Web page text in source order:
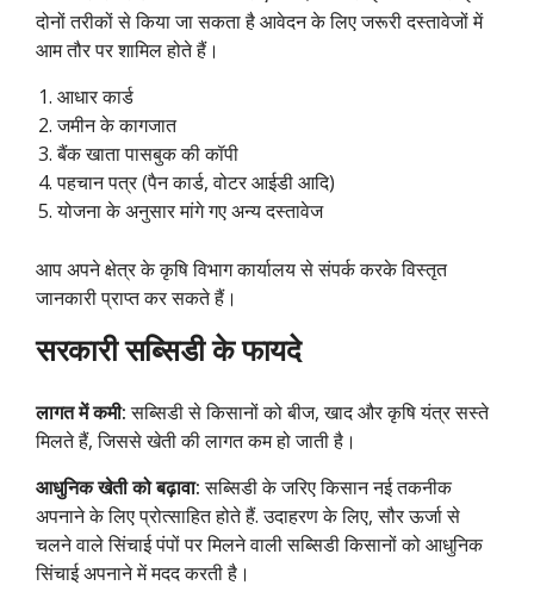
दोनों तरीकों से किया जा सकता है आवेदन के लिए जरूरी दस्तावेजों में
आम तौर पर शामिल होते हैं।
आधार कार्ड
जमीन के कागजात
बैंक खाता पासबुक की कॉपी
पहचान पत्र (पैन कार्ड, वोटर आईडी आदि)
योजना के अनुसार मांगे गए अन्य दस्तावेज
आप अपने क्षेत्र के कृषि विभाग कार्यालय से संपर्क करके विस्तृत
जानकारी प्राप्त कर सकते हैं।
सरकारी सब्सिडी के फायदे
लागत में कमी:सब्सिडी से किसानों को बीज, खाद और कृषि यंत्र सस्ते
मिलते हैं, जिससे खेती की लागत कम हो जाती है।
आधुनिक खेती को बढ़ावा:सब्सिडी के जरिए किसान नई तकनीक
अपनाने के लिए प्रोत्साहित होते हैं. उदाहरण के लिए, सौर ऊर्जा से
चलने वाले सिंचाई पंपों पर मिलने वाली सब्सिडी किसानों को आधुनिक
सिंचाई अपनाने में मदद करती है।